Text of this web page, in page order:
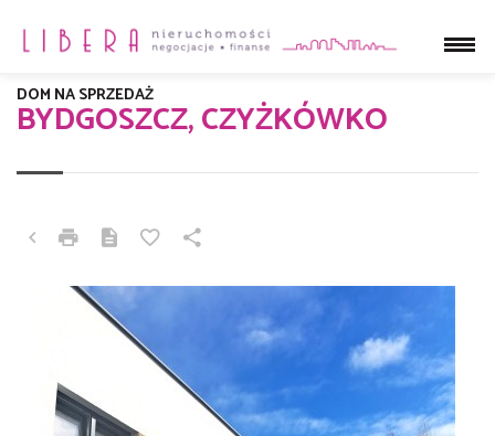
BYDGOSZCZ, CZYŻKÓWKO
DOM NA SPRZEDAŻ